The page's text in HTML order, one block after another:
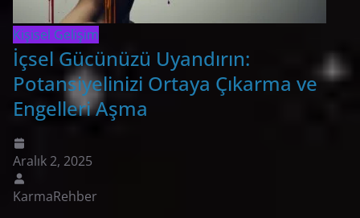
Kişisel Gelişim
İçsel Gücünüzü Uyandırın:
Potansiyelinizi Ortaya Çıkarma ve
Engelleri Aşma
Aralık 2, 2025
KarmaRehber